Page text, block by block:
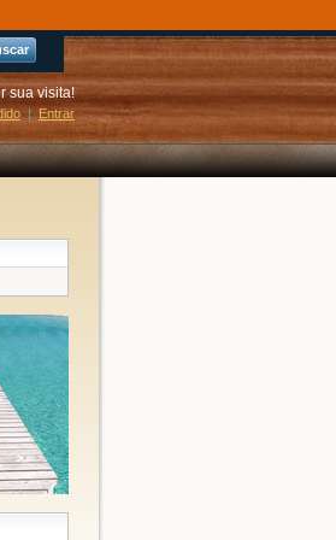
sua visita!
Entrar